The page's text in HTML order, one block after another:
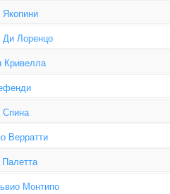
Ди Лоренцо
Кривелла
Спина
Верратти
Палетта
Монтипо